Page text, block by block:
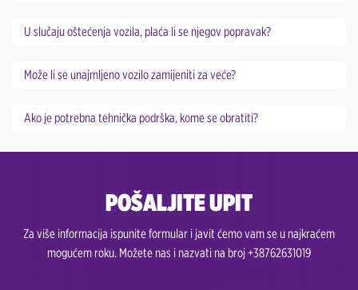
U slučaju oštećenja vozila, plaća li se njegov popravak?
Može li se unajmljeno vozilo zamijeniti za veće?
Ako je potrebna tehnička podrška, kome se obratiti?
POŠALJITE UPIT
Za više informacija ispunite formular i javit ćemo vam se u najkraćem
mogućem roku. Možete nas i nazvati na broj +38762631019